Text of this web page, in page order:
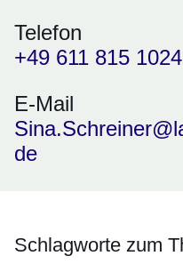
Telefon
+49 611 815 1024
E-Mail
de
Schlagworte zum